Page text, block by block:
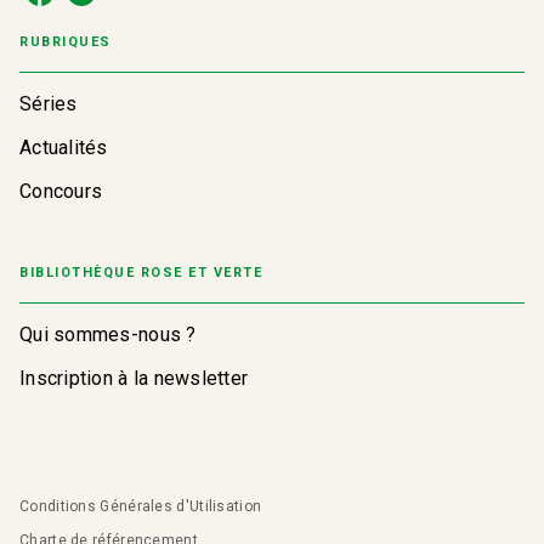
RUBRIQUES
Séries
Actualités
Concours
BIBLIOTHÈQUE ROSE ET VERTE
Qui sommes-nous ?
Inscription à la newsletter
Conditions Générales d'Utilisation
Charte de référencement